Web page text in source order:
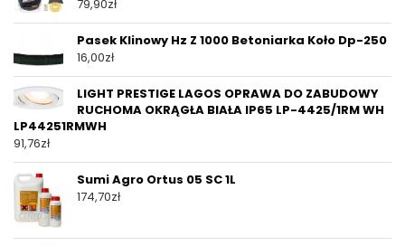
79,90zł
Pasek Klinowy Hz Z 1000 Betoniarka Koło Dp-250
16,00zł
LIGHT PRESTIGE LAGOS OPRAWA DO ZABUDOWY
RUCHOMA OKRĄGŁA BIAŁA IP65 LP-4425/1RM WH
LP44251RMWH
91,76zł
Sumi Agro Ortus 05 SC 1L
174,70zł